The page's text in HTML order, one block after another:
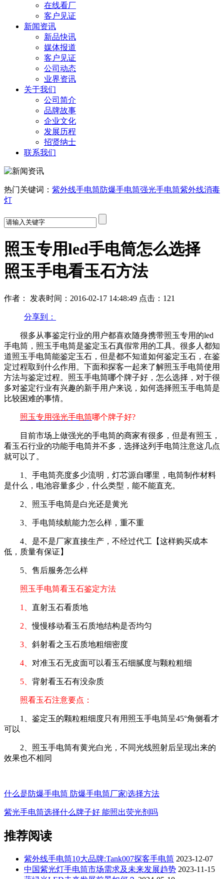
在线看厂
客户见证
新闻资讯
新品快讯
媒体报道
客户见证
公司动态
业界资讯
关于我们
公司简介
品牌故事
企业文化
发展历程
招贤纳士
联系我们
热门关键词： 紫外线手电筒防爆手电筒强光手电筒紫外线消毒
灯
照玉专用led手电筒怎么选择
照玉手电看玉石方法
作者： 发表时间：2016-02-17 14:48:49 点击：121
分享到：
很多从事鉴定行业的用户都喜欢随身携带照玉专用的led
手电筒，照玉手电筒是鉴定玉石真假常用的工具。很多人都知
道照玉手电筒能鉴定玉石，但是都不知道如何鉴定玉石，在鉴
定过程取到什么作用。下面和探客一起来了解照玉手电筒使用
方法与鉴定过程。照玉手电筒哪个牌子好，怎么选择，对于很
多对鉴定行业有兴趣的新手用户来说，如何选择照玉手电筒是
比较困难的事情。
照玉专用强光手电筒哪个牌子好?
目前市场上做强光的手电筒的商家有很多，但是有照玉，
看玉石行业的功能手电筒并不多，选择这列手电筒注意这几点
就可以了。
1、手电筒亮度多少流明，灯芯源自哪里，电筒制作材料
是什么，电池容量多少，什么类型，能不能直充。
2、照玉手电筒是白光还是黄光
3、手电筒续航能力怎么样，重不重
4、是不是厂家直接生产，不经过代工【这样购买成本
低，质量有保证】
5、售后服务怎么样
照玉手电筒看玉石鉴定方法
1、 直射玉石看质地
2、慢慢移动看玉石质地结构是否均匀
3、 斜射看之玉石质地粗细密度
4、 对准玉石无皮面可以看玉石细腻度与颗粒粗细
5、 背射看玉石有没杂质
照看玉石注意要点：
1、鉴定玉的颗粒粗细度只有用照玉手电筒呈45°角侧看才
可以
2、照玉手电筒有黄光白光，不同光线照射后呈现出来的
效果也不相同
什么是防爆手电筒 防爆手电筒厂家|选择方法
紫光手电筒选择什么牌子好 能照出荧光剂吗
推荐阅读
紫外线手电筒10大品牌:Tank007探客手电筒 2023-12-07
中国紫光灯手电筒市场需求及未来发展趋势 2023-11-15